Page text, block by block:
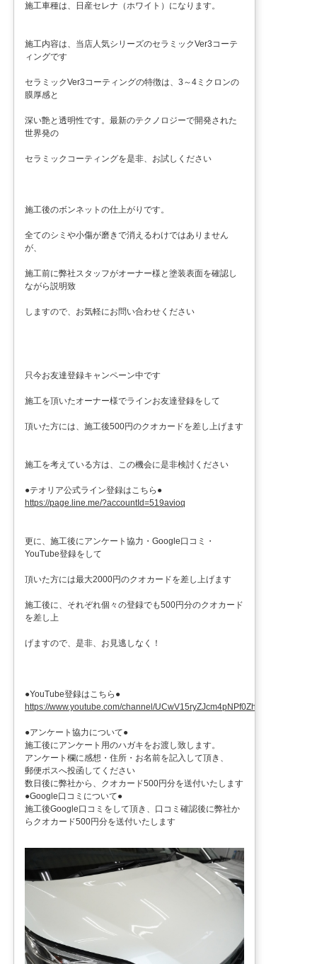
施工車種は、日産セレナ（ホワイト）になります。
施工内容は、当店人気シリーズのセラミックVer3コーテ
ィングです
セラミックVer3コーティングの特徴は、3～4ミクロンの
膜厚感と
深い艶と透明性です。最新のテクノロジーで開発された
世界発の
セラミックコーティングを是非、お試しください
施工後のボンネットの仕上がりです。
全てのシミや小傷が磨きで消えるわけではありません
が、
施工前に弊社スタッフがオーナー様と塗装表面を確認し
ながら説明致
しますので、お気軽にお問い合わせください
只今お友達登録キャンペーン中です
施工を頂いたオーナー様でラインお友達登録をして
頂いた方には、施工後500円のクオカードを差し上げます
施工を考えている方は、この機会に是非検討ください
●テオリア公式ライン登録はこちら●
https://page.line.me/?accountId=519avioq
更に、施工後にアンケート協力・Google口コミ・
YouTube登録をして
頂いた方には最大2000円のクオカードを差し上げます
施工後に、それぞれ個々の登録でも500円分のクオカード
を差し上
げますので、是非、お見逃しなく！
●YouTube登録はこちら●
https://www.youtube.com/channel/UCwV15ryZJcm4pNPf0ZhXu9g
●アンケート協力について●
施工後にアンケート用のハガキをお渡し致します。
アンケート欄に感想・住所・お名前を記入して頂き、
郵便ポスへ投函してください
数日後に弊社から、クオカード500円分を送付いたします
●Google口コミについて●
施工後Google口コミをして頂き、口コミ確認後に弊社か
らクオカード500円分を送付いたします